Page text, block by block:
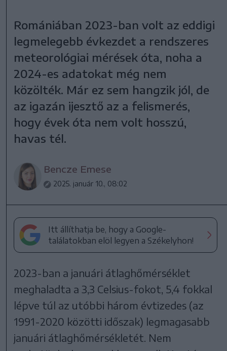
Romániában 2023-ban volt az eddigi
legmelegebb évkezdet a rendszeres
meteorológiai mérések óta, noha a
2024-es adatokat még nem
közölték. Már ez sem hangzik jól, de
az igazán ijesztő az a felismerés,
hogy évek óta nem volt hosszú,
havas tél.
Bencze Emese
2025. január 10., 08:02
Itt állíthatja be, hogy a Google-
találatokban elöl legyen a Székelyhon!
2023-ban a januári átlaghőmérséklet
meghaladta a 3,3 Celsius-fokot, 5,4 fokkal
lépve túl az utóbbi három évtizedes (az
1991-2020 közötti időszak) legmagasabb
januári átlaghőmérsékletét. Nem